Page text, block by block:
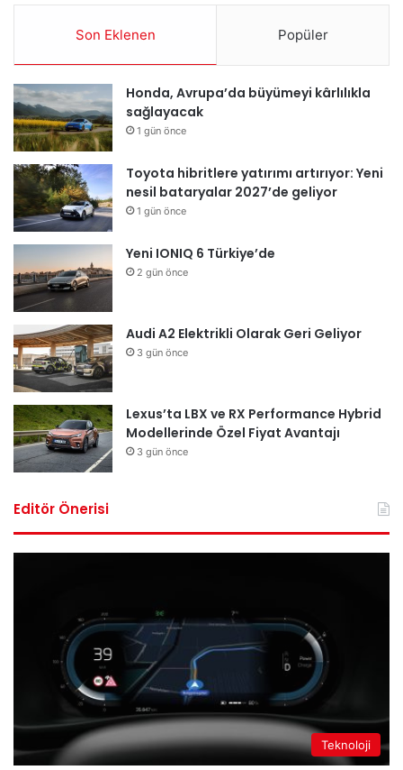
Son Eklenen Popüler
Honda, Avrupa’da büyümeyi kârlılıkla
sağlayacak
1 gün önce
Toyota hibritlere yatırımı artırıyor: Yeni
nesil bataryalar 2027’de geliyor
1 gün önce
Yeni IONIQ 6 Türkiye’de
2 gün önce
Audi A2 Elektrikli Olarak Geri Geliyor
3 gün önce
Lexus’ta LBX ve RX Performance Hybrid
Modellerinde Özel Fiyat Avantajı
3 gün önce
Editör Önerisi
Teknoloji